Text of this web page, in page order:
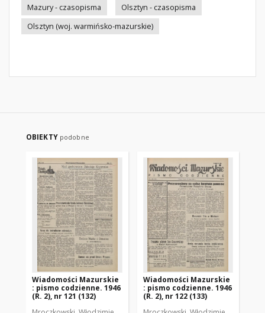
Mazury - czasopisma
Olsztyn - czasopisma
Olsztyn (woj. warmińsko-mazurskie)
OBIEKTY podobne
Wiadomości Mazurskie
: pismo codzienne. 1946
(R. 2), nr 121 (132)
Wiadomości Mazurskie
: pismo codzienne. 1946
(R. 2), nr 122 (133)